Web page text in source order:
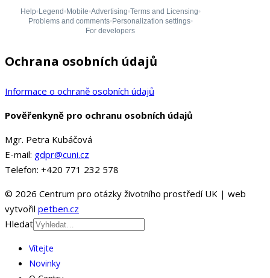
Ochrana osobních údajů
Informace o ochraně osobních údajů
Pověřenkyně pro ochranu osobních údajů
Mgr. Petra Kubáčová
E-mail: gdpr@cuni.cz
Telefon: +420 771 232 578
© 2026 Centrum pro otázky životního prostředí UK | web
vytvořil petben.cz
Hledat
Vítejte
Novinky